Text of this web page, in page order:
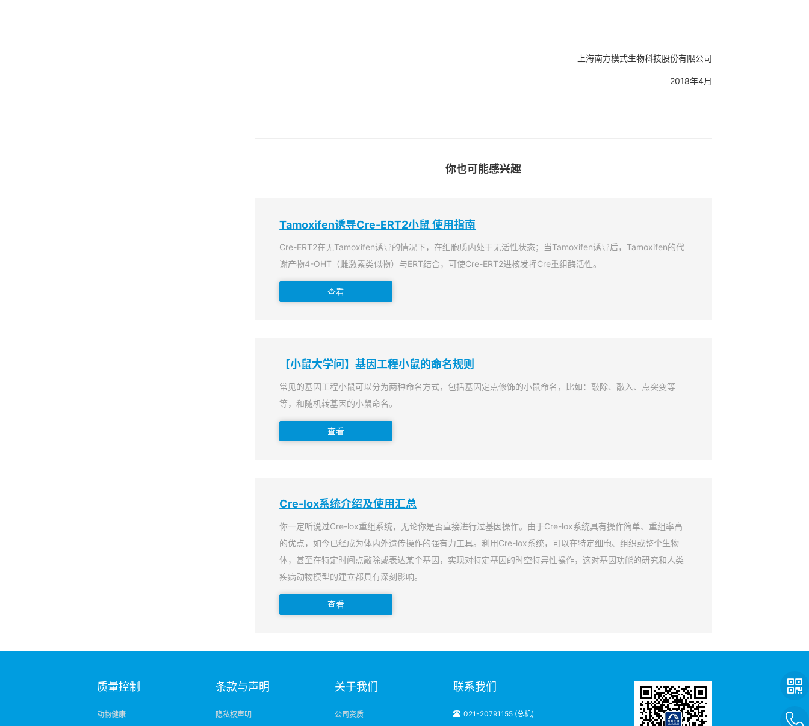
上海南方模式生物科技股份有限公司
2018年4月
你也可能感兴趣
Tamoxifen诱导Cre-ERT2小鼠 使用指南
Cre-ERT2在无Tamoxifen诱导的情况下，在细胞质内处于无活性状态；当Tamoxifen诱导后，Tamoxifen的代
谢产物4-OHT（雌激素类似物）与ERT结合，可使Cre-ERT2进核发挥Cre重组酶活性。
查看
【小鼠大学问】基因工程小鼠的命名规则
常见的基因工程小鼠可以分为两种命名方式，包括基因定点修饰的小鼠命名，比如：敲除、敲入、点突变等
等，和随机转基因的小鼠命名。
查看
Cre-lox系统介绍及使用汇总
你一定听说过Cre-lox重组系统，无论你是否直接进行过基因操作。由于Cre-lox系统具有操作简单、重组率高
的优点，如今已经成为体内外遗传操作的强有力工具。利用Cre-lox系统，可以在特定细胞、组织或整个生物
体，甚至在特定时间点敲除或表达某个基因，实现对特定基因的时空特异性操作，这对基因功能的研究和人类
疾病动物模型的建立都具有深刻影响。
查看
质量控制
动物健康
条款与声明
隐私权声明
关于我们
公司资质
联系我们
021-20791155 (总机)